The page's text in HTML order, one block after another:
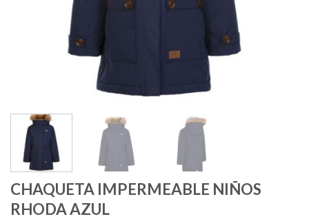
CHAQUETA IMPERMEABLE NIÑOS
RHODA AZUL